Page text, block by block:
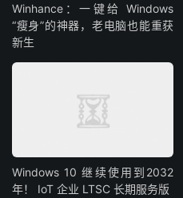
Winhance：一键给 Windows
“瘦身”的神器，老电脑也能重获
新生
Windows 10 继续使用到2032
年！ IoT 企业 LTSC 长期服务版